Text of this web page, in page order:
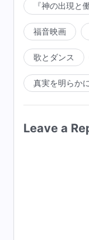
も妨げられず
分で、名声が
のものが、神
為す全ては、
神の召命を拒
領かもしれな
力を頼りにし
すことは何も
歩は神の支配
『神の出現と
福音映画
歌とダンス
真実を明らか
Leave a